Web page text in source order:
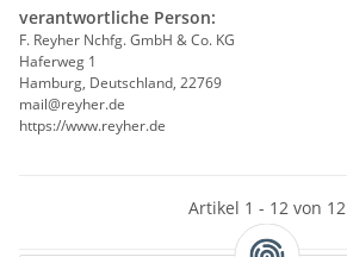
verantwortliche Person:
F. Reyher Nchfg. GmbH & Co. KG
Haferweg 1
Hamburg, Deutschland, 22769
mail@reyher.de
https://www.reyher.de
Artikel 1 - 12 von 12